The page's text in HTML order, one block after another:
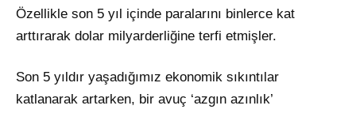
Özellikle son 5 yıl içinde paralarını binlerce kat
arttırarak dolar milyarderliğine terfi etmişler.
Son 5 yıldır yaşadığımız ekonomik sıkıntılar
katlanarak artarken, bir avuç ‘azgın azınlık’